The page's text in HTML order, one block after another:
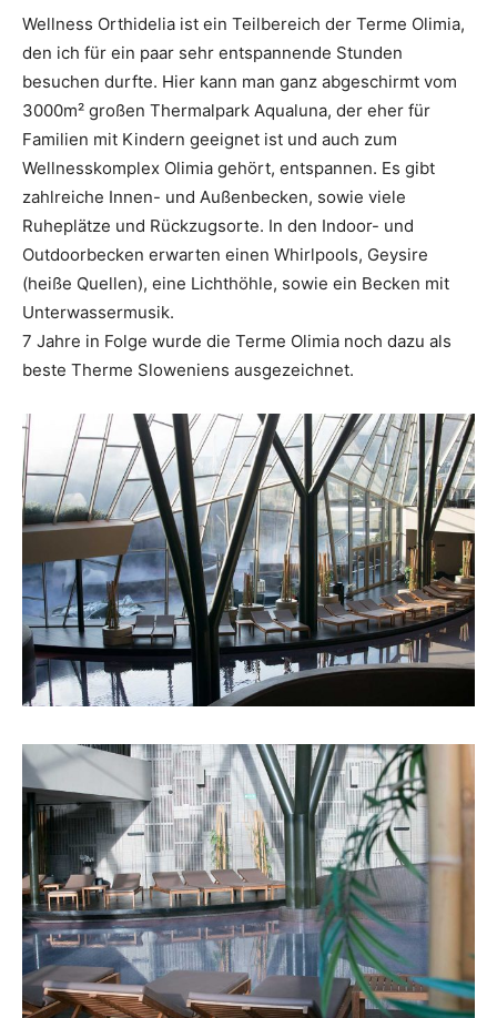
Wellness Orthidelia ist ein Teilbereich der Terme Olimia,
den ich für ein paar sehr entspannende Stunden
besuchen durfte. Hier kann man ganz abgeschirmt vom
3000m² großen Thermalpark Aqualuna, der eher für
Familien mit Kindern geeignet ist und auch zum
Wellnesskomplex Olimia gehört, entspannen. Es gibt
zahlreiche Innen- und Außenbecken, sowie viele
Ruheplätze und Rückzugsorte. In den Indoor- und
Outdoorbecken erwarten einen Whirlpools, Geysire
(heiße Quellen), eine Lichthöhle, sowie ein Becken mit
Unterwassermusik.
7 Jahre in Folge wurde die Terme Olimia noch dazu als
beste Therme Sloweniens ausgezeichnet.